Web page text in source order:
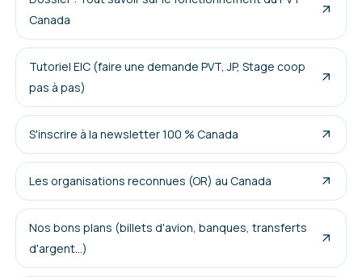
Canada
Tutoriel EIC (faire une demande PVT, JP, Stage coop
pas à pas)
S'inscrire à la newsletter 100 % Canada
Les organisations reconnues (OR) au Canada
Nos bons plans (billets d'avion, banques, transferts
d'argent...)